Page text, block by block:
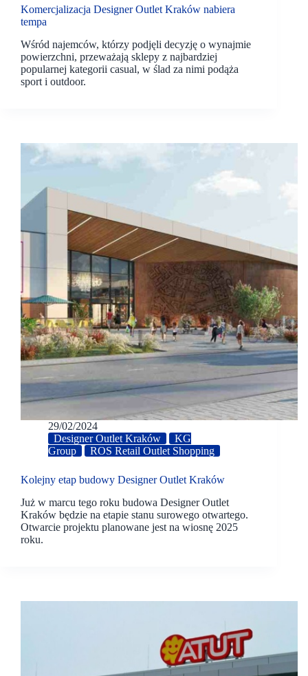
Komercjalizacja Designer Outlet Kraków nabiera
tempa
Wśród najemców, którzy podjęli decyzję o wynajmie
powierzchni, przeważają sklepy z najbardziej
popularnej kategorii casual, w ślad za nimi podąża
sport i outdoor.
29/02/2024
Designer Outlet Kraków
KG
Group
ROS Retail Outlet Shopping
Kolejny etap budowy Designer Outlet Kraków
Już w marcu tego roku budowa Designer Outlet
Kraków będzie na etapie stanu surowego otwartego.
Otwarcie projektu planowane jest na wiosnę 2025
roku.